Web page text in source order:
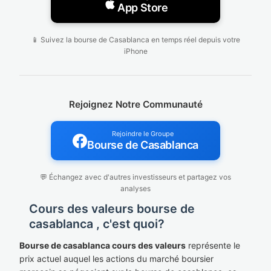
App Store
📱 Suivez la bourse de Casablanca en temps réel depuis votre
iPhone
Rejoignez Notre Communauté
Rejoindre le Groupe
Bourse de Casablanca
💬 Échangez avec d'autres investisseurs et partagez vos
analyses
Cours des valeurs bourse de
casablanca , c'est quoi?
Bourse de casablanca cours des valeurs représente le
prix actuel auquel les actions du marché boursier